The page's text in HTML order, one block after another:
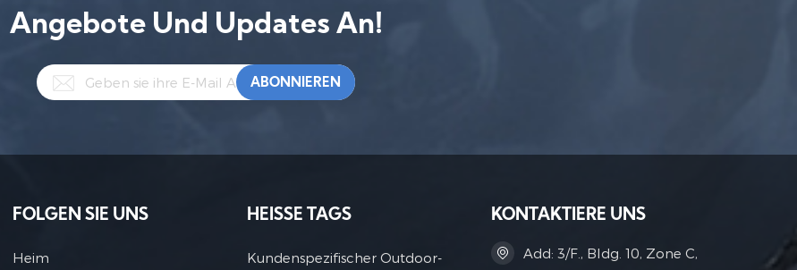
Angebote Und Updates An!
FOLGEN SIE UNS
Heim
HEISSE TAGS
Kundenspezifischer Outdoor-
KONTAKTIERE UNS
Add: 3/F., Bldg. 10, Zone C,